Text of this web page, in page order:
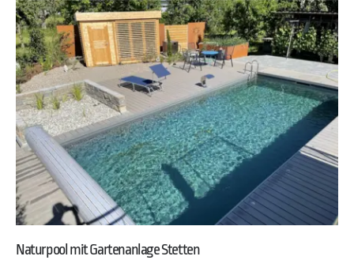
Naturpool mit Gartenanlage Stetten